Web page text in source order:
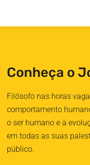
Conheça o
Filósofo nas horas
comportamento
o ser humano e a
em todas as suas
público.